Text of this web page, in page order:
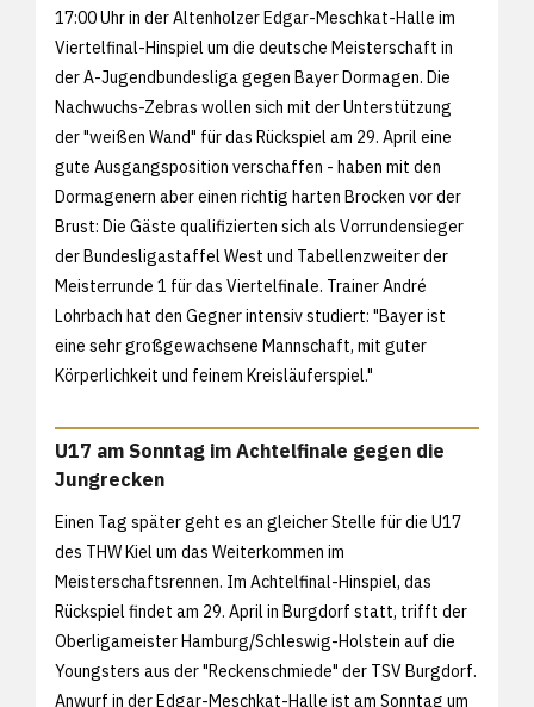
17:00 Uhr in der Altenholzer Edgar-Meschkat-Halle im
Viertelfinal-Hinspiel um die deutsche Meisterschaft in
der A-Jugendbundesliga gegen Bayer Dormagen. Die
Nachwuchs-Zebras wollen sich mit der Unterstützung
der "weißen Wand" für das Rückspiel am 29. April eine
gute Ausgangsposition verschaffen - haben mit den
Dormagenern aber einen richtig harten Brocken vor der
Brust: Die Gäste qualifizierten sich als Vorrundensieger
der Bundesligastaffel West und Tabellenzweiter der
Meisterrunde 1 für das Viertelfinale. Trainer André
Lohrbach hat den Gegner intensiv studiert: "Bayer ist
eine sehr großgewachsene Mannschaft, mit guter
Körperlichkeit und feinem Kreisläuferspiel."
U17 am Sonntag im Achtelfinale gegen die
Jungrecken
Einen Tag später geht es an gleicher Stelle für die U17
des THW Kiel um das Weiterkommen im
Meisterschaftsrennen. Im Achtelfinal-Hinspiel, das
Rückspiel findet am 29. April in Burgdorf statt, trifft der
Oberligameister Hamburg/Schleswig-Holstein auf die
Youngsters aus der "Reckenschmiede" der TSV Burgdorf.
Anwurf in der Edgar-Meschkat-Halle ist am Sonntag um